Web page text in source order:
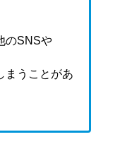
のSNSや
まうことがあ